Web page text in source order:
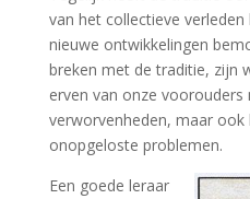
van het collectieve
nieuwe ontwikkelingen
breken met de traditie, zijn
erven van onze voorouders
verworvenheden, maar
onopgeloste problemen.
Een goede leraar